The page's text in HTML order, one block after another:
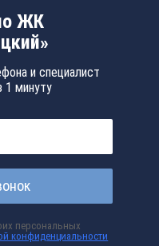
ЖК
и специалист
1 минуту
персональных
конфиденциальности